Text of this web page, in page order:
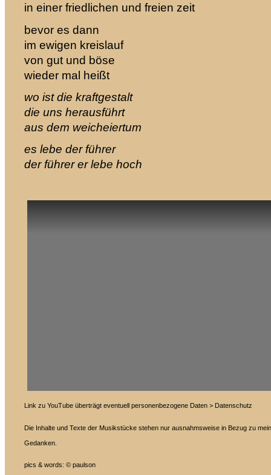
in einer friedlichen und freien zeit
bevor es dann
im ewigen kreislauf
von gut und böse
wieder mal heißt
wo ist die kraftgestalt
die uns herausführt
aus dem weicheiertum
es lebe der führer
der führerer lebe hoch
Link zu YouTube überträgt eventuell personenbezogene Daten > Datenschutz
Die Inhalte und Texte der Musikstücke stehen nur ausnahmsweise in Bezug zu
Gedanken.
pics & words: © paulson